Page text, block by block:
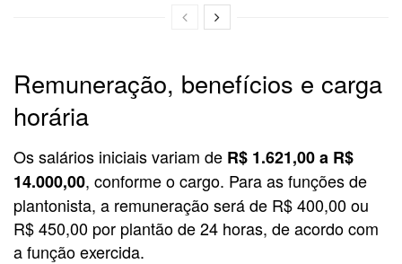
Remuneração, benefícios e carga
horária
Os salários iniciais variam de R$ 1.621,00 a R$
14.000,00, conforme o cargo. Para as funções de
plantonista, a remuneração será de R$ 400,00 ou
R$ 450,00 por plantão de 24 horas, de acordo com
a função exercida.